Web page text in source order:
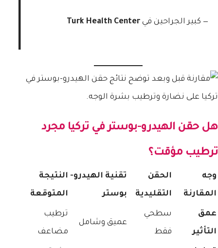
— كبير الجراحين فيTurk Health Center
هل حقن الهيدرو-بوستر في تركيا مجرد
ترطيب مؤقت؟
وجه
المقارنة
الحقن
التقليدية
تقنية الهيدرو-
بوستر
النتيجة
المتوقعة
عمق
التأثير
سطحي
فقط
عميق وشامل
ترطيب
مضاعف